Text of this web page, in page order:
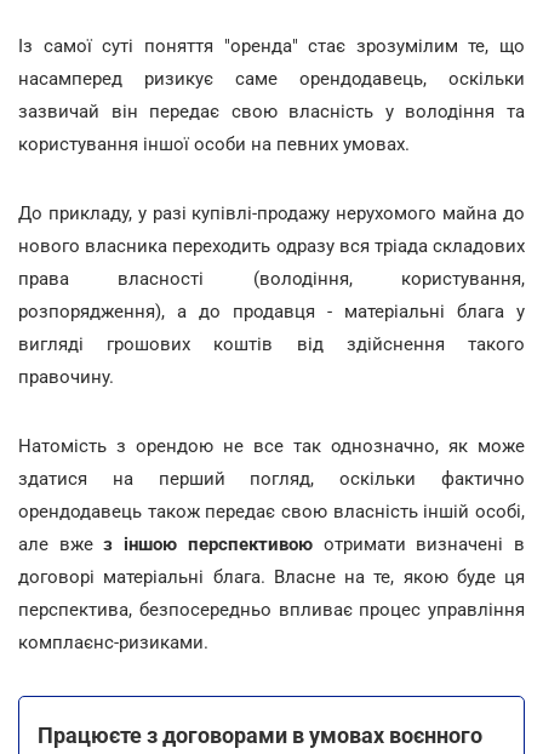
Із самої суті поняття "оренда" стає зрозумілим те, що
насамперед ризикує саме орендодавець, оскільки
зазвичай він передає свою власність у володіння та
користування іншої особи на певних умовах.
До прикладу, у разі купівлі-продажу нерухомого майна до
нового власника переходить одразу вся тріада складових
права власності (володіння, користування,
розпорядження), а до продавця - матеріальні блага у
вигляді грошових коштів від здійснення такого
правочину.
Натомість з орендою не все так однозначно, як може
здатися на перший погляд, оскільки фактично
орендодавець також передає свою власність іншій особі,
але вжез іншою перспективоюотримати визначені в
договорі матеріальні блага. Власне на те, якою буде ця
перспектива, безпосередньо впливає процес управління
комплаєнс-ризиками.
Працюєте з договорами в умовах воєнного